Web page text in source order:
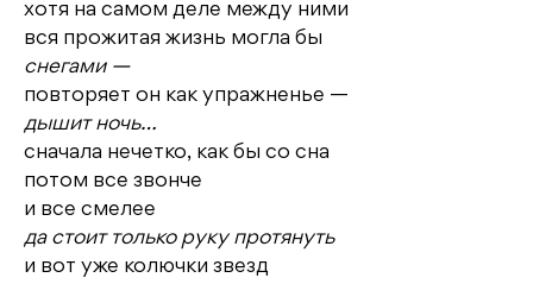
хотя на самом деле между ними
вся прожитая жизнь могла бы
снегами —
повторяет он как упражненье —
дышит ночь…
сначала нечетко, как бы со сна
потом все звонче
и все смелее
да стоит только руку протянуть
и вот уже колючки звезд